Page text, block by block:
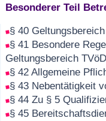
Besonderer Teil
§ 40 Geltungsbereich
§ 41 Besondere
Geltungsbereich TVöD
§ 42 Allgemeine
§ 43 Nebentätigkeit
§ 44 Zu § 5
§ 45